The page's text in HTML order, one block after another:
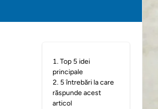
1.Top 5 idei
principale
2. 5 întrebări la care
răspunde acest
articol